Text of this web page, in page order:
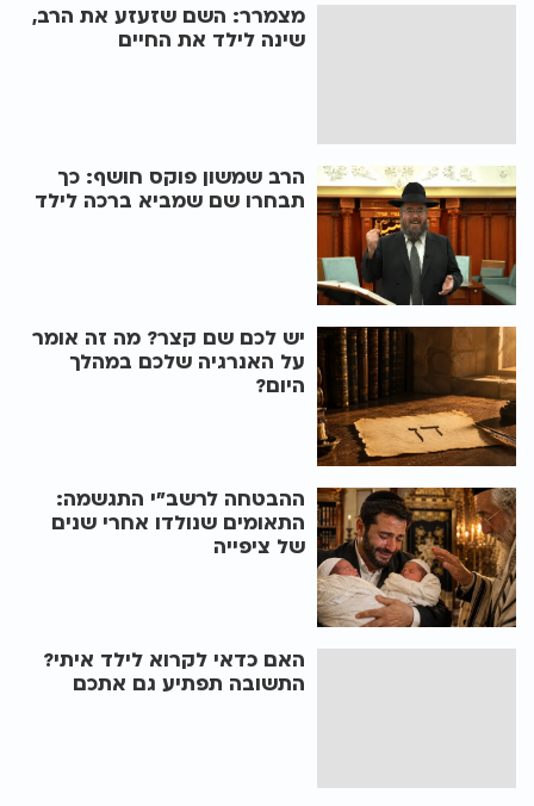
מצמרר: השם שזעזע את הרב,
שינה לילד את החיים
הרב שמשון פוקס חושף: כך
תבחרו שם שמביא ברכה לילד
יש לכם שם קצר? מה זה אומר
על האנרגיה שלכם במהלך
היום?
ההבטחה לרשב"י התגשמה:
התאומים שנולדו אחרי שנים
של ציפייה
האם כדאי לקרוא לילד איתי?
התשובה תפתיע גם אתכם